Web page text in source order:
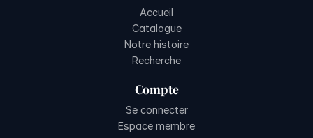
Accueil
Catalogue
Notre histoire
Recherche
Compte
Se connecter
Espace membre